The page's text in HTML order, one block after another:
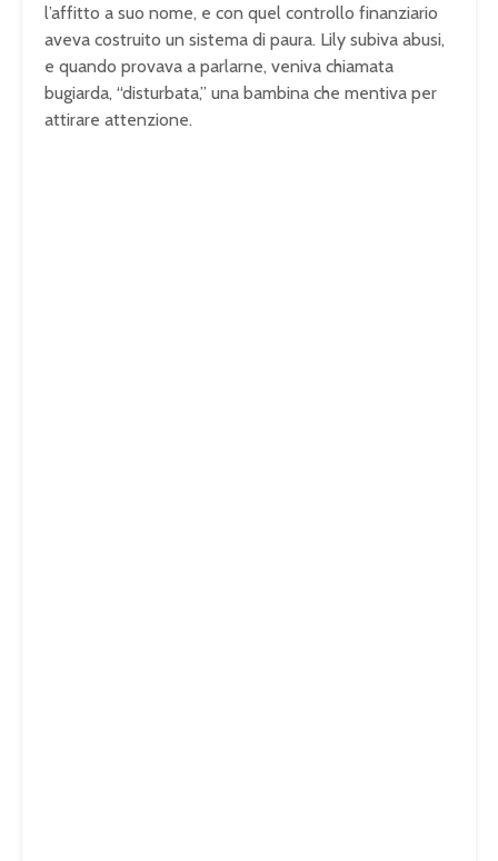
l’affitto a suo nome, e con quel controllo finanziario
aveva costruito un sistema di paura. Lily subiva abusi,
e quando provava a parlarne, veniva chiamata
bugiarda, “disturbata,” una bambina che mentiva per
attirare attenzione.